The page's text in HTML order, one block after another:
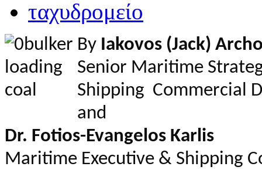
By Iakovos (Jack)
Senior Maritime
Shipping Commercial
and
Dr. Fotios-Evangelos Karlis
Maritime Executive & Shipping